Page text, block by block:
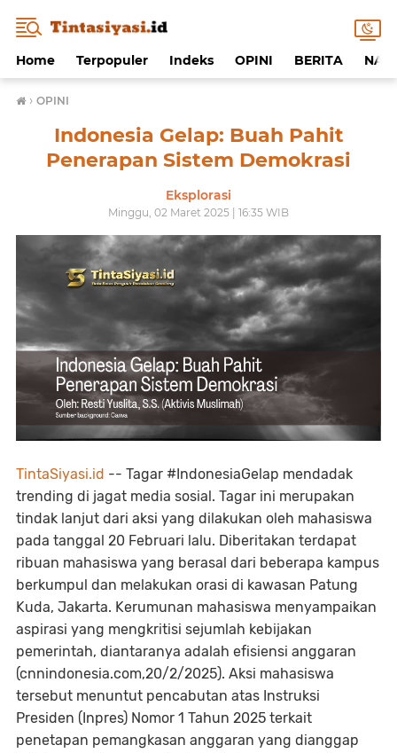
Home Terpopuler Indeks OPINI BERITA
› OPINI
Indonesia Gelap: Buah Pahit
Penerapan Sistem Demokrasi
Eksplorasi
Minggu, 02 Maret 2025 | 16:35 WIB
TintaSiyasi.id -- Tagar #IndonesiaGelap mendadak
trending di jagat media sosial. Tagar ini merupakan
tindak lanjut dari aksi yang dilakukan oleh mahasiswa
pada tanggal 20 Februari lalu. Diberitakan terdapat
ribuan mahasiswa yang berasal dari beberapa kampus
berkumpul dan melakukan orasi di kawasan Patung
Kuda, Jakarta. Kerumunan mahasiswa menyampaikan
aspirasi yang mengkritisi sejumlah kebijakan
pemerintah, diantaranya adalah efisiensi anggaran
(cnnindonesia.com,20/2/2025). Aksi mahasiswa
tersebut menuntut pencabutan atas Instruksi
Presiden (Inpres) Nomor 1 Tahun 2025 terkait
penetapan pemangkasan anggaran yang dianggap